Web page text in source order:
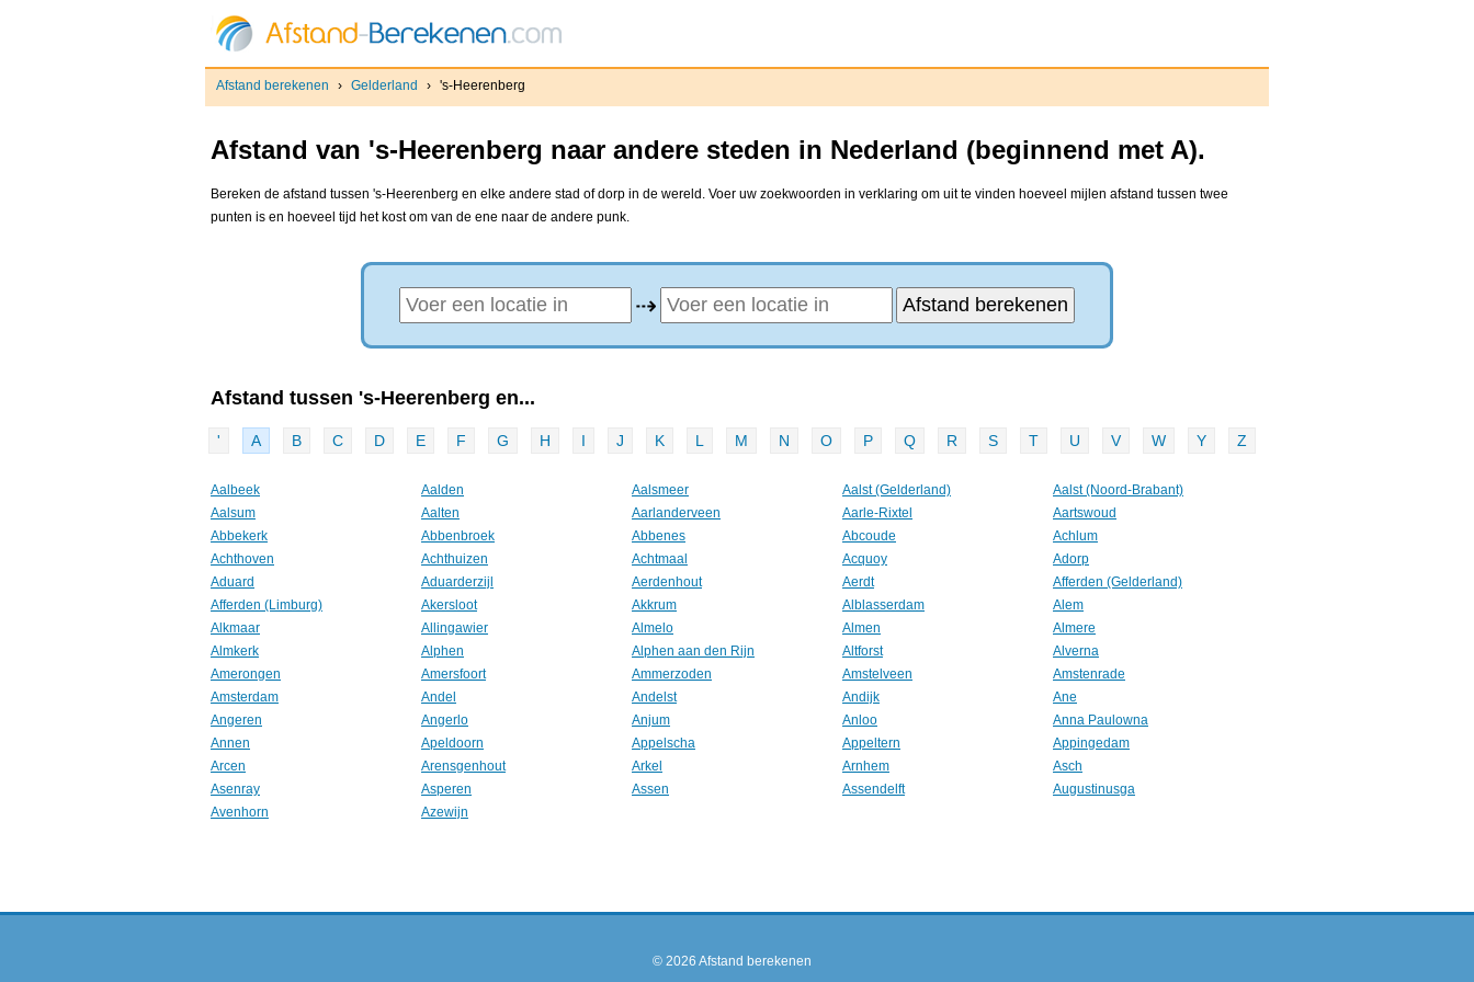
Afstand berekenen › Gelderland › 's-Heerenberg
Afstand van 's-Heerenberg naar andere steden in Nederland (beginnend met A).
Bereken de afstand tussen 's-Heerenberg en elke andere stad of dorp in de wereld. Voer uw zoekwoorden in verklaring om uit te vinden hoeveel mijlen afstand tussen twee
punten is en hoeveel tijd het kost om van de ene naar de andere punk.
⇢
Afstand tussen 's-Heerenberg en...
' A B C D E F G H I J K L M N O P Q R S T U V W Y Z
Aalbeek Aalden Aalsmeer Aalst (Gelderland)
Aalst (Noord-Brabant)
Aalsum
Aalten Aarlanderveen Aarle-Rixtel
Aartswoud
Abbekerk
Abbenbroek Abbenes Abcoude
Achlum
Achthoven
Achthuizen Achtmaal Acquoy
Adorp
Aduard
Aduarderzijl Aerdenhout Aerdt
Afferden (Gelderland)
Afferden (Limburg)
Akersloot Akkrum Alblasserdam
Alem
Alkmaar
Allingawier Almelo Almen
Almere
Almkerk
Alphen Alphen aan den Rijn Altforst
Alverna
Amerongen
Amersfoort Ammerzoden Amstelveen
Amstenrade
Amsterdam
Andel Andelst Andijk
Ane
Angeren
Angerlo Anjum Anloo
Anna Paulowna
Annen
Apeldoorn Appelscha Appeltern
Appingedam
Arcen
Arensgenhout Arkel Arnhem
Asch
Asenray
Asperen Assen Assendelft
Augustinusga
Avenhorn
Azewijn
© 2026 Afstand berekenen